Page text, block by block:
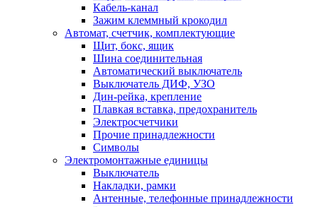
Кабель-канал
Зажим клеммный крокодил
Автомат, счетчик, комплектующие
Щит, бокс, ящик
Шина соединительная
Автоматический выключатель
Выключатель ДИФ, УЗО
Дин-рейка, крепление
Плавкая вставка, предохранитель
Электросчетчики
Прочие принадлежности
Символы
Электромонтажные единицы
Выключатель
Накладки, рамки
Антенные, телефонные принадлежности